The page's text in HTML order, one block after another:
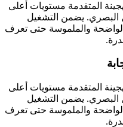
المتقدمة مستويات أعلى
البصري. يضمن التشغيل
الواضحة والملموسة حتى تعرف
المتقدمة مستويات أعلى
البصري. يضمن التشغيل
الواضحة والملموسة حتى تعرف